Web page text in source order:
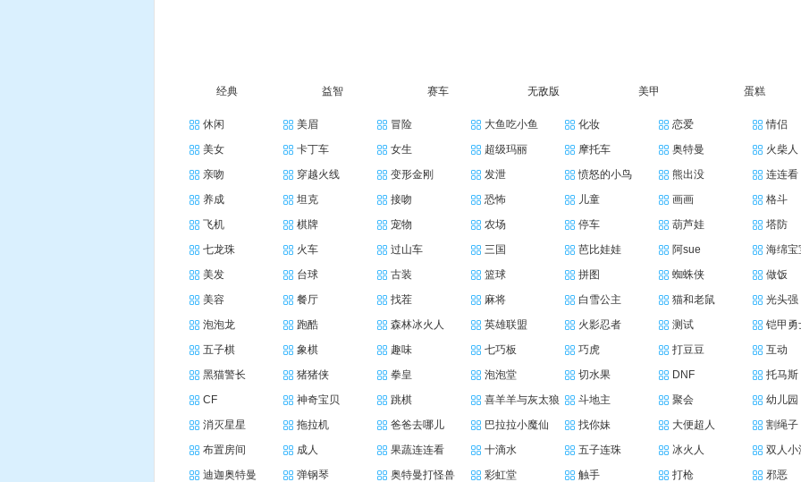
经典 益智 赛车 无敌版 美甲 蛋糕
休闲 美眉 冒险 大鱼吃小鱼 化妆 恋爱
情侣
美女
卡丁车 女生 超级玛丽 摩托车 奥特曼
火柴人
亲吻
穿越火线 变形金刚 发泄 愤怒的小鸟 熊出没
连连看
养成
坦克 接吻 恐怖 儿童 画画
格斗
飞机
棋牌 宠物 农场 停车 葫芦娃
塔防
七龙珠
火车 过山车 三国 芭比娃娃 阿sue
海绵宝
美发
台球 古装 篮球 拼图 蜘蛛侠
做饭
美容
餐厅 找茬 麻将 白雪公主 猫和老鼠
光头强
泡泡龙
跑酷 森林冰火人 英雄联盟 火影忍者 测试
铠甲勇
五子棋
象棋 趣味 七巧板 巧虎 打豆豆
互动
黑猫警长
猪猪侠 拳皇 泡泡堂 切水果 DNF
托马斯
CF
神奇宝贝 跳棋 喜羊羊与灰太狼 斗地主 聚会
幼儿园
消灭星星
拖拉机 爸爸去哪儿 巴拉拉小魔仙 找你妹 大便超人
割绳子
布置房间
成人 果蔬连连看 十滴水 五子连珠 冰火人
双人小
迪迦奥特曼
弹钢琴 奥特曼打怪兽 彩虹堂 触手 打枪
邪恶